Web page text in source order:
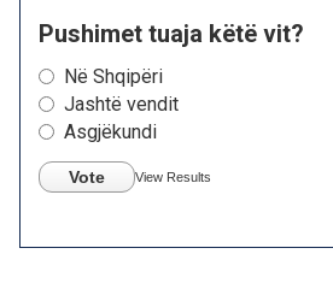
Pushimet tuaja këtë vit?
Në Shqipëri
Jashtë vendit
Asgjëkundi
Vote View Results